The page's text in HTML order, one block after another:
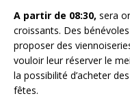
A partir de 08:30, sera
croissants. Des
proposer des
vouloir leur réserver le
la possibilité d’acheter
fêtes.